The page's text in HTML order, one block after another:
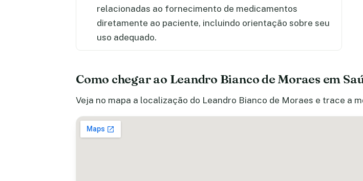
relacionadas ao fornecimento de medicamentos
diretamente ao paciente, incluindo orientação sobre seu
uso adequado.
Como chegar ao Leandro Bianco de Moraes em
Veja no mapa a localização do Leandro Bianco de Moraes e trace a